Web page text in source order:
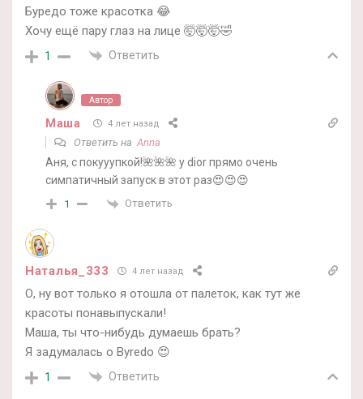
Буредо тоже красотка 😂
Хочу ещё пару глаз на лице 🤯🤯🤯🤣
1 Ответить
Автор
Маша 4 лет назад
Ответить на Anna
Аня, с покууупкой!🌺🌺🌺 у dior прямо очень
симпатичный запуск в этот раз😍😍😍
1 Ответить
Наталья_333 4 лет назад
О, ну вот только я отошла от палеток, как тут же
красоты понавыпускали!
Маша, ты что-нибудь думаешь брать?
Я задумалась о Byredo 😍
1 Ответить